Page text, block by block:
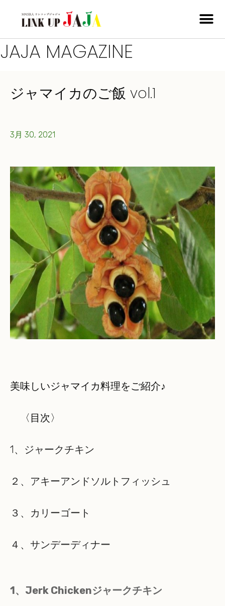
JAJA MAGAZINE
ジャマイカのご飯 vol.1
3月 30, 2021
美味しいジャマイカ料理をご紹介♪
〈目次〉
1、ジャークチキン
２、アキーアンドソルトフィッシュ
３、カリーゴート
４、サンデーディナー
1、Jerk Chickenジャークチキン